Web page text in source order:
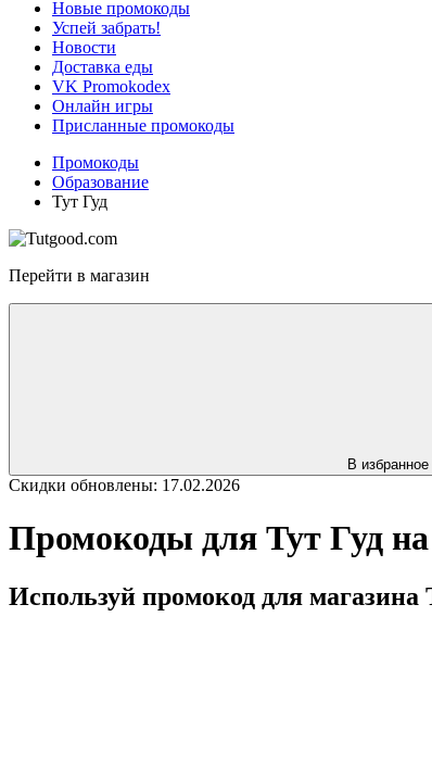
Новые промокоды
Успей забрать!
Новости
Доставка еды
VK Promokodex
Онлайн игры
Присланные промокоды
Промокоды
Образование
Тут Гуд
Перейти в магазин
В избранное
Скидки обновлены: 17.02.2026
Промокоды для Тут Гуд на
Используй промокод для магазина